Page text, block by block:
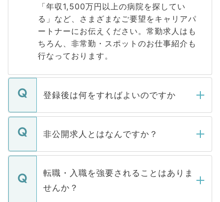
「年収1,500万円以上の病院を探してい
る」など、さまざまなご要望をキャリアパ
ートナーにお伝えください。常勤求人はも
ちろん、非常勤・スポットのお仕事紹介も
行なっております。
登録後は何をすればよいのですか
ご登録いただきましたら、弊社担当者がご
登録内容を確認し、その後メールもしくは
ます。通常、5営業日以内にはご連絡をせて
いただきますので、しばらくお待ちくださ
非公開求人とはなんですか？
マイナビDOCTORで取り扱っている求人の
うち約3割は、Webサイトからご覧いただ
けない「非公開求人」です。非公開求人は
下記の理由によって、一般には公開してい
転職・入職を強要されることはありま
せんか？